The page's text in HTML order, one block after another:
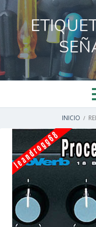
Salta
al
contenido
ENLACES
DE
AYUDA
A
LA
INICIO